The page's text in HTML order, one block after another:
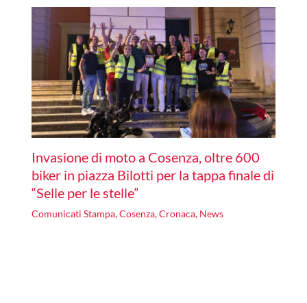
Invasione di moto a Cosenza, oltre 600
biker in piazza Bilotti per la tappa finale di
“Selle per le stelle”
Comunicati Stampa,Cosenza,Cronaca, News